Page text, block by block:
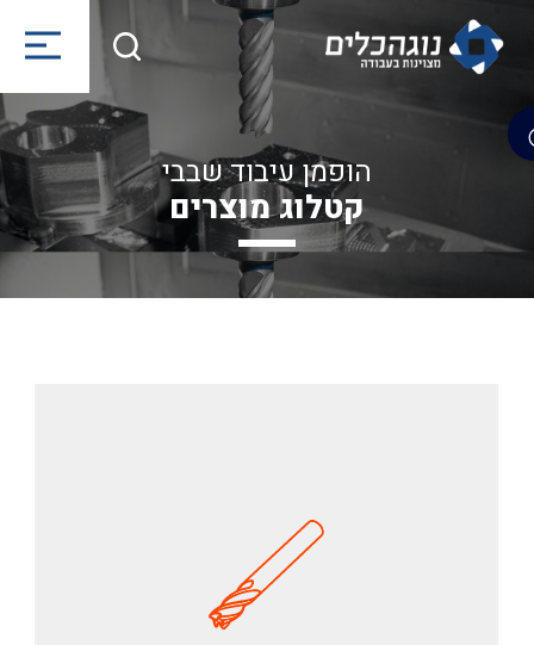
הופמן עיבוד שבבי
קטלוג מוצרים